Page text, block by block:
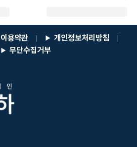
이용약관 | 개인정보처리방침 |
무단수집거부